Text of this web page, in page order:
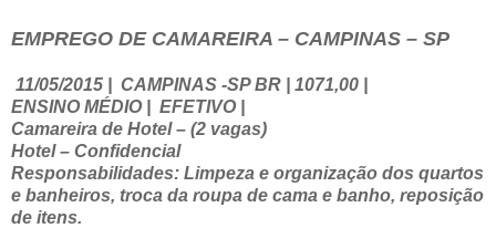
EMPREGO DE CAMAREIRA – CAMPINAS – SP
11/05/2015
CAMPINAS -SP BR | 1071,00 |
ENSINO MÉDIO | EFETIVO |
Camareira de Hotel – (2 vagas)
Hotel – Confidencial
Responsabilidades: Limpeza e organização dos quartos
e banheiros, troca da roupa de cama e banho, reposição
de itens.